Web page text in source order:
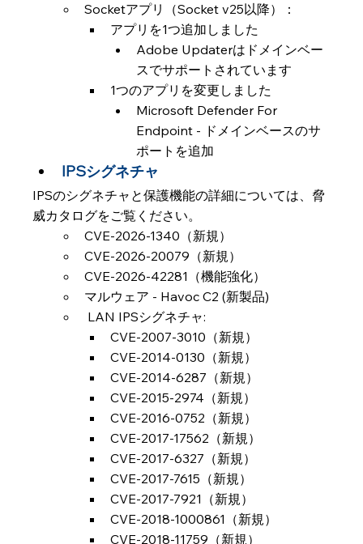
Socketアプリ（Socket v25以降）：
アプリを1つ追加しました
Adobe Updaterはドメインベー
スでサポートされています
1つのアプリを変更しました
Microsoft Defender For
Endpoint - ドメインベースのサ
ポートを追加
IPSシグネチャ
IPSのシグネチャと保護機能の詳細については、脅
威カタログをご覧ください。
CVE-2026-1340（新規）
CVE-2026-20079（新規）
CVE-2026-42281（機能強化）
マルウェア - Havoc C2 (新製品)
LAN IPSシグネチャ:
CVE-2007-3010（新規）
CVE-2014-0130（新規）
CVE-2014-6287（新規）
CVE-2015-2974（新規）
CVE-2016-0752（新規）
CVE-2017-17562（新規）
CVE-2017-6327（新規）
CVE-2017-7615（新規）
CVE-2017-7921（新規）
CVE-2018-1000861（新規）
CVE-2018-11759（新規）